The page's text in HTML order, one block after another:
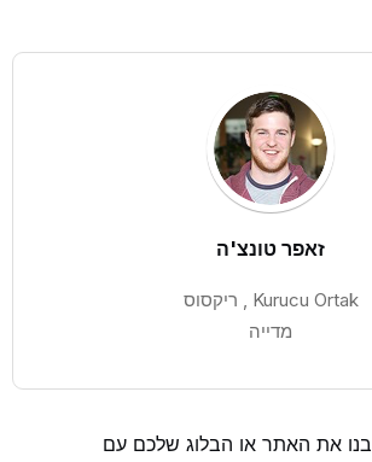
זאפר טונצ'ה
Kurucu Ortak , ריקסוס
מדייה
בנו את האתר או הבלוג שלכם עם